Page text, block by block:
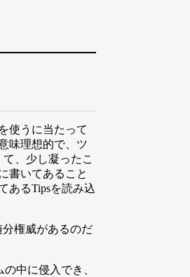
使うに当たって
味理想的で、ツ
、少し凝ったこ
書いてあること
あるTipsを読み込
権威があるのだ
中に侵入でき、